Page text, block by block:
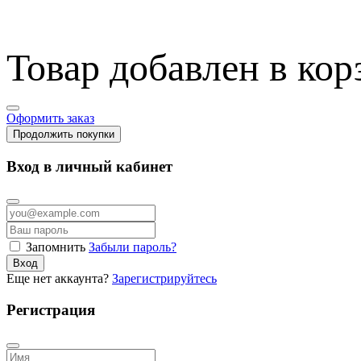
Товар добавлен в
Оформить заказ
Продолжить покупки
Вход в личный кабинет
Запомнить Забыли пароль?
Вход
Еще нет аккаунта? Зарегистрируйтесь
Регистрация